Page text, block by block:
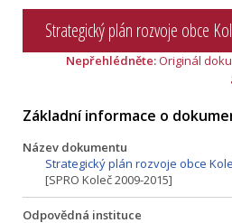
Strategický plán rozvoje obce
Nepřehlédněte:Originál
Základní informace o
Název dokumentu
Strategický plán rozvoje obce
[SPRO Koleč 2009-2015]
Odpovědná instituce